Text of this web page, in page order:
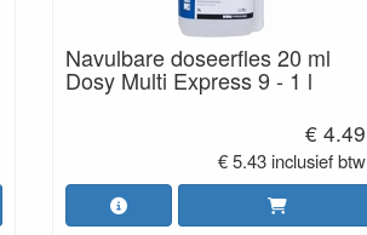
Navulbare doseerfles 20 ml
Dosy Multi Express 9 - 1 l
€ 4.49
€ 5.43 inclusief btw